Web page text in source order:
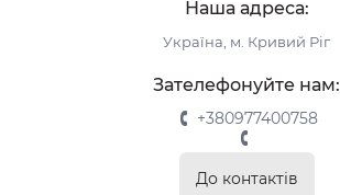
Інформація для замовлення
Повернення та обмін
Наша адреса:
Україна, м. Кривий Ріг
Зателефонуйте нам:
+380977400758
До контактів